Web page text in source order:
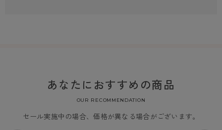
あなたにおすすめの商品
OUR RECOMMENDATION
セール実施中の場合、価格が異なる場合がございます。